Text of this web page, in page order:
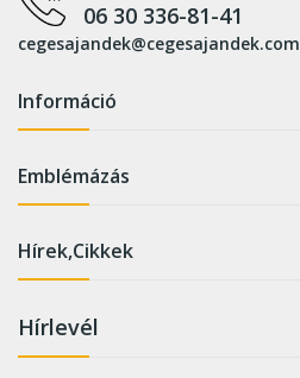
06 30 336-81-41
cegesajandek@cegesajandek.com
Információ
Emblémázás
Hírek,Cikkek
Hírlevél